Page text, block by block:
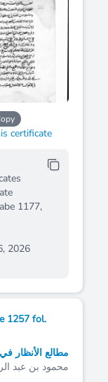
certificate
1177,
2026
1257 fol.
مطالع الأنظار
محمود بن عبد